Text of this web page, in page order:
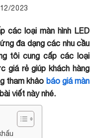
2023
các loại màn hình LED
đa dạng các nhu cầu
tôi cung cấp các loại
giá rẻ giúp khách hàng
tham khảo báo giá màn
viết này nhé.